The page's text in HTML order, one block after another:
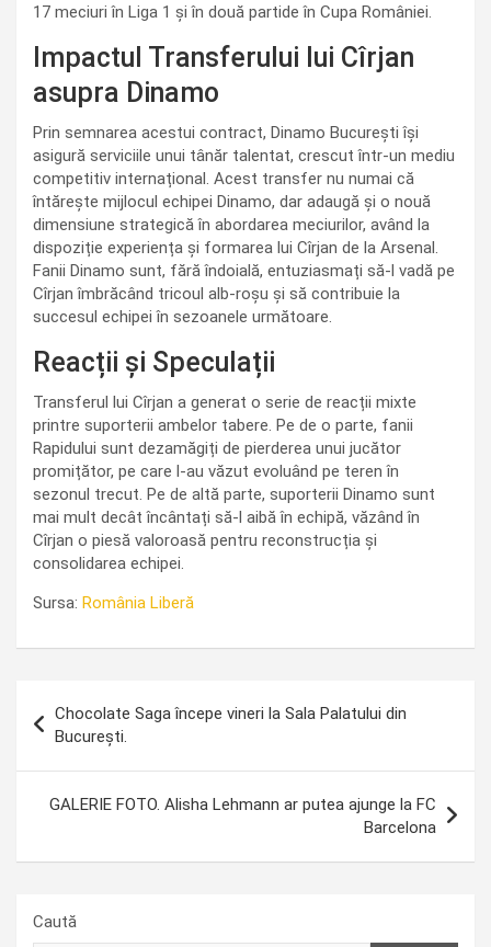
17 meciuri în Liga 1 și în două partide în Cupa României.
Impactul Transferului lui Cîrjan
asupra Dinamo
Prin semnarea acestui contract, Dinamo București își
asigură serviciile unui tânăr talentat, crescut într-un mediu
competitiv internațional. Acest transfer nu numai că
întărește mijlocul echipei Dinamo, dar adaugă și o nouă
dimensiune strategică în abordarea meciurilor, având la
dispoziție experiența și formarea lui Cîrjan de la Arsenal.
Fanii Dinamo sunt, fără îndoială, entuziasmați să-l vadă pe
Cîrjan îmbrăcând tricoul alb-roșu și să contribuie la
succesul echipei în sezoanele următoare.
Reacții și Speculații
Transferul lui Cîrjan a generat o serie de reacții mixte
printre suporterii ambelor tabere. Pe de o parte, fanii
Rapidului sunt dezamăgiți de pierderea unui jucător
promițător, pe care l-au văzut evoluând pe teren în
sezonul trecut. Pe de altă parte, suporterii Dinamo sunt
mai mult decât încântați să-l aibă în echipă, văzând în
Cîrjan o piesă valoroasă pentru reconstrucția și
consolidarea echipei.
Sursa: România Liberă
în
articole
Chocolate Saga începe vineri la Sala Palatului din
București.
GALERIE FOTO. Alisha Lehmann ar putea ajunge la FC
Barcelona
Caută